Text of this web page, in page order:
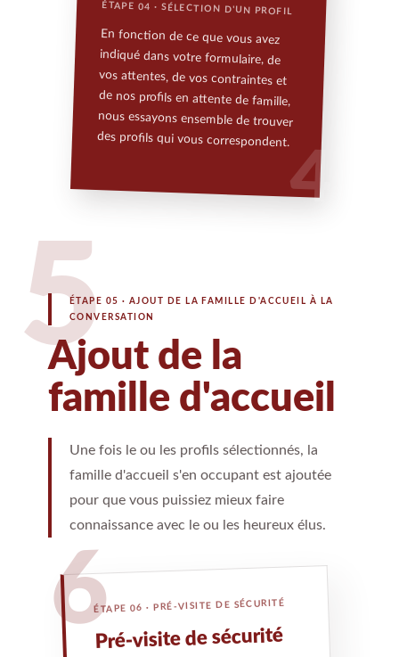
4
ÉTAPE 04 · SÉLECTION D'UN PROFIL
En fonction de ce que vous avez
indiqué dans votre formulaire, de
vos attentes, de vos contraintes et
de nos profils en attente de famille,
nous essayons ensemble de trouver
des profils qui vous correspondent.
5ÉTAPE 05 · AJOUT DE LA FAMILLE D'ACCUEIL À LA
CONVERSATION
Ajout de la
famille d'accueil
Une fois le ou les profils sélectionnés, la
famille d'accueil s'en occupant est ajoutée
pour que vous puissiez mieux faire
connaissance avec le ou les heureux élus.
6ÉTAPE 06 · PRÉ-VISITE DE SÉCURITÉ
Pré-visite de sécurité